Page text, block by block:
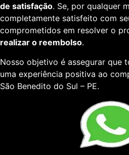
de satisfação. Se, por qualquer
completamente satisfeito com
comprometidos em resolver o
realizar o reembolso.
Nosso objetivo é assegurar que
uma experiência positiva ao
São Benedito do Sul – PE.